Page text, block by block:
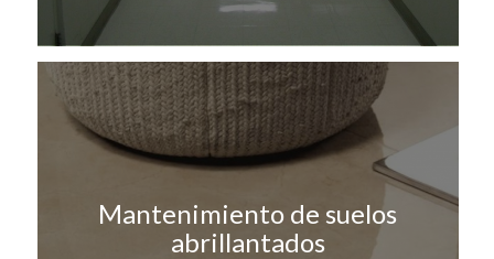
Mantenimiento de suelos
abrillantados